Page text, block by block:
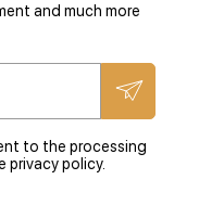
and much more
to the processing
policy.